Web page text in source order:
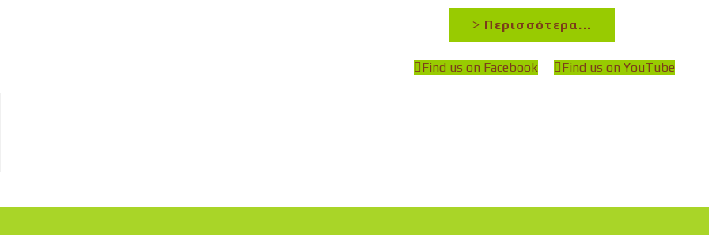
Περισσότερα...
Find us on Facebook Find us on YouTube